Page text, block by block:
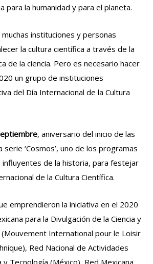
para la humanidad y para el planeta.
instituciones y personas
la cultura científica a través de la
de la ciencia. Pero es necesario hacer
un grupo de instituciones
del Día Internacional de la Cultura
, aniversario del inicio de las
‘Cosmos’, uno de los programas
influyentes de la historia, para festejar
de la Cultura Científica.
emprendieron la iniciativa en el 2020
para la Divulgación de la Ciencia y
(Mouvement International pour le Loisir
Red Nacional de Actividades
y Tecnología (México), Red Mexicana